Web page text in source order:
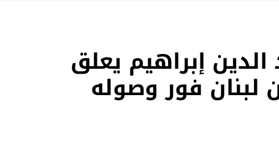
إبراهيم يعلق
فور وصوله